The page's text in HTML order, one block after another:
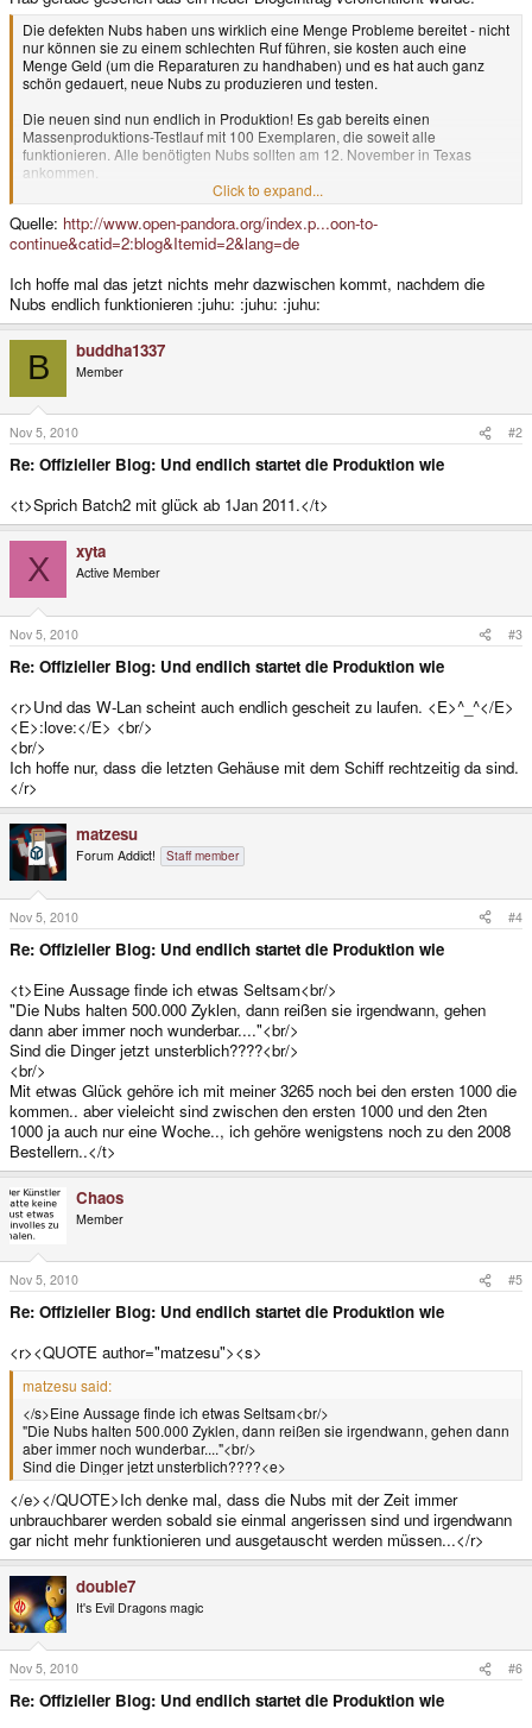
Die defekten Nubs haben uns wirklich eine Menge Probleme bereitet - nicht
nur können sie zu einem schlechten Ruf führen, sie kosten auch eine
Menge Geld (um die Reparaturen zu handhaben) und es hat auch ganz
schön gedauert, neue Nubs zu produzieren und testen.
Die neuen sind nun endlich in Produktion! Es gab bereits einen
Massenproduktions-Testlauf mit 100 Exemplaren, die soweit alle
funktionieren. Alle benötigten Nubs sollten am 12. November in Texas
ankommen.
Die neuen Nubs sind deutlich robuster. Die alten haben noch nicht mal
100K Zyklen beim Streßtest überlebt - und die aktuellen sterben frühestens
nach 450K Zyklen. Und selbst nachdem sie reißen funktionieren sie noch
Damit scheint ein weiteres Problem der Vergangenheit anzugehören.
Das Produktionswerk hat uns einen Zeitplan geschickt, wann die restlichen
Ein ausführlicher Plan ist auf der Momentanter-Status-Seite, die wohl
wichtigsten Daten sind aber:
24. November: Die ersten 1000 Boards werden nach England geschickt.
1. Dezember: Die zweiten 1000 Boards werden nach England geschickt.
15. Dezember: Die dritten 1000 Boards werden nach England geschickt.
wird...?
Nun, wir hoffen es - aber die Zeit wird es zeigen.
Das wars. Bitte unterstützt uns auch weiterhin. Danke
Click to expand...
Quelle: http://www.open-pandora.org/index.p...oon-to-
continue&catid=2:blog&Itemid=2&lang=de
Ich hoffe mal das jetzt nichts mehr dazwischen kommt, nachdem die
Nubs endlich funktionieren :juhu: :juhu: :juhu:
B buddha1337
Member
Nov 5, 2010 #2
Re: Offizieller Blog: Und endlich startet die Produktion wie
<t>Sprich Batch2 mit glück ab 1Jan 2011.</t>
X xyta
Active Member
Nov 5, 2010 #3
Re: Offizieller Blog: Und endlich startet die Produktion wie
<r>Und das W-Lan scheint auch endlich gescheit zu laufen. <E>^_^</E>
<E>:love:</E> <br/>
<br/>
Ich hoffe nur, dass die letzten Gehäuse mit dem Schiff rechtzeitig da sind.
</r>
matzesu
Forum Addict! Staff member
Nov 5, 2010 #4
Re: Offizieller Blog: Und endlich startet die Produktion wie
<t>Eine Aussage finde ich etwas Seltsam<br/>
"Die Nubs halten 500.000 Zyklen, dann reißen sie irgendwann, gehen
dann aber immer noch wunderbar...."<br/>
Sind die Dinger jetzt unsterblich????<br/>
<br/>
Mit etwas Glück gehöre ich mit meiner 3265 noch bei den ersten 1000 die
kommen.. aber vieleicht sind zwischen den ersten 1000 und den 2ten
1000 ja auch nur eine Woche.., ich gehöre wenigstens noch zu den 2008
Bestellern..</t>
Chaos
Member
Nov 5, 2010 #5
Re: Offizieller Blog: Und endlich startet die Produktion wie
<r><QUOTE author="matzesu"><s>
matzesu said:
</s>Eine Aussage finde ich etwas Seltsam<br/>
"Die Nubs halten 500.000 Zyklen, dann reißen sie irgendwann, gehen dann
aber immer noch wunderbar...."<br/>
Sind die Dinger jetzt unsterblich????<e>
</e></QUOTE>Ich denke mal, dass die Nubs mit der Zeit immer
unbrauchbarer werden sobald sie einmal angerissen sind und irgendwann
gar nicht mehr funktionieren und ausgetauscht werden müssen...</r>
double7
It's Evil Dragons magic
Nov 5, 2010 #6
Re: Offizieller Blog: Und endlich startet die Produktion wie